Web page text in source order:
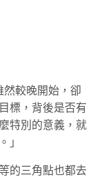
然較晚開始，卻
標，背後是否有
特別的意義，就
」
的三角點也都去